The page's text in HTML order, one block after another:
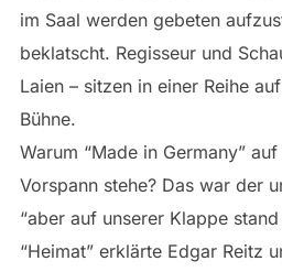
im Saal werden gebeten
beklatscht. Regisseur und
Laien – sitzen in einer Reihe
Bühne.
Warum “Made in Germany”
Vorspann stehe? Das war der
“aber auf unserer Klappe
“Heimat” erklärte Edgar Reitz